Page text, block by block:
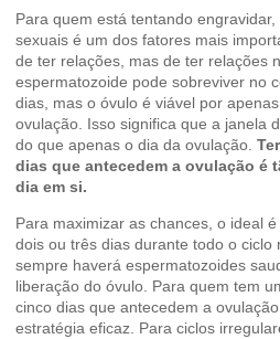
Para quem está tentando
sexuais é um dos fatores mais
de ter relações, mas de ter relações
espermatozoide pode sobreviver no
dias, mas o óvulo é viável por
ovulação. Isso significa que a janela
do que apenas o dia da ovulação.
dias que antecedem a ovulação é
dia em si.
Para maximizar as chances, o ideal
dois ou três dias durante todo o ciclo
sempre haverá espermatozoides
liberação do óvulo. Para quem tem
cinco dias que antecedem a
estratégia eficaz. Para ciclos